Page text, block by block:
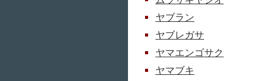
ヤブラン
ヤブレガサ
ヤマエンゴサク
ヤマブキ